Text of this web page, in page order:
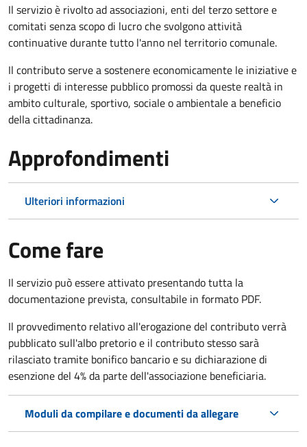
Il servizio è rivolto ad associazioni, enti del terzo settore e
comitati senza scopo di lucro che svolgono attività
continuative durante tutto l'anno nel territorio comunale.
Il contributo serve a sostenere economicamente le iniziative e
i progetti di interesse pubblico promossi da queste realtà in
ambito culturale, sportivo, sociale o ambientale a beneficio
della cittadinanza.
Approfondimenti
Ulteriori informazioni
Come fare
Il servizio può essere attivato presentando tutta la
documentazione prevista, consultabile in formato PDF.
Il provvedimento relativo all'erogazione del contributo verrà
pubblicato sull'albo pretorio e il contributo stesso sarà
rilasciato tramite bonifico bancario e su dichiarazione di
esenzione del 4% da parte dell'associazione beneficiaria.
Moduli da compilare e documenti da allegare